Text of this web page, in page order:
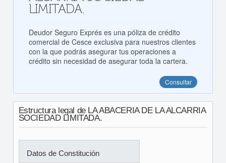
LIMITADA.
Deudor Seguro Exprés es una póliza de crédito
comercial de Cesce exclusiva para nuestros clientes
con la que podrás asegurar tus operaciones a
crédito sin necesidad de asegurar toda la cartera.
Consultar
Estructura legal de LA ABACERIA DE LA ALCARRIA
SOCIEDAD LIMITADA.
Datos de Constitución